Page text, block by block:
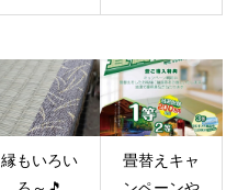
縁もいろい
畳替えキャ